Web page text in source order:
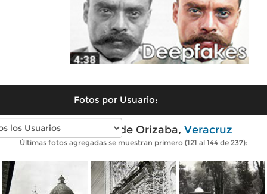
Fotos por Usuario:
Fotos antiguas de Orizaba, Veracruz
Últimas fotos agregadas se muestran primero (121 al 144 de 237):